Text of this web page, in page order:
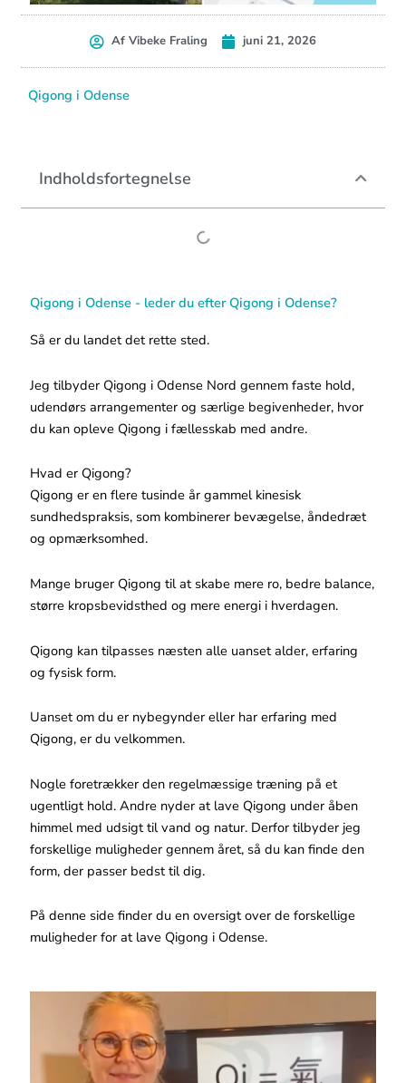
Af Vibeke Fraling juni 21, 2026
Qigong i Odense
Indholdsfortegnelse
Qigong i Odense - leder du efter Qigong i Odense?
Så er du landet det rette sted.
Jeg tilbyder Qigong i Odense Nord gennem faste hold,
udendørs arrangementer og særlige begivenheder, hvor
du kan opleve Qigong i fællesskab med andre.
Hvad er Qigong?
Qigong er en flere tusinde år gammel kinesisk
sundhedspraksis, som kombinerer bevægelse, åndedræt
og opmærksomhed.
Mange bruger Qigong til at skabe mere ro, bedre balance,
større kropsbevidsthed og mere energi i hverdagen.
Qigong kan tilpasses næsten alle uanset alder, erfaring
og fysisk form.
Uanset om du er nybegynder eller har erfaring med
Qigong, er du velkommen.
Nogle foretrækker den regelmæssige træning på et
ugentligt hold. Andre nyder at lave Qigong under åben
himmel med udsigt til vand og natur. Derfor tilbyder jeg
forskellige muligheder gennem året, så du kan finde den
form, der passer bedst til dig.
På denne side finder du en oversigt over de forskellige
muligheder for at lave Qigong i Odense.